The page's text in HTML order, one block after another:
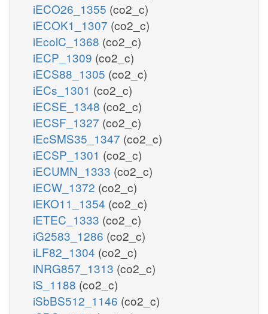
iECO26_1355 (co2_c)
iECOK1_1307 (co2_c)
iEcolC_1368 (co2_c)
iECP_1309 (co2_c)
iECS88_1305 (co2_c)
iECs_1301 (co2_c)
iECSE_1348 (co2_c)
iECSF_1327 (co2_c)
iEcSMS35_1347 (co2_c)
iECSP_1301 (co2_c)
iECUMN_1333 (co2_c)
iECW_1372 (co2_c)
iEKO11_1354 (co2_c)
iETEC_1333 (co2_c)
iG2583_1286 (co2_c)
iLF82_1304 (co2_c)
iNRG857_1313 (co2_c)
iS_1188 (co2_c)
iSbBS512_1146 (co2_c)